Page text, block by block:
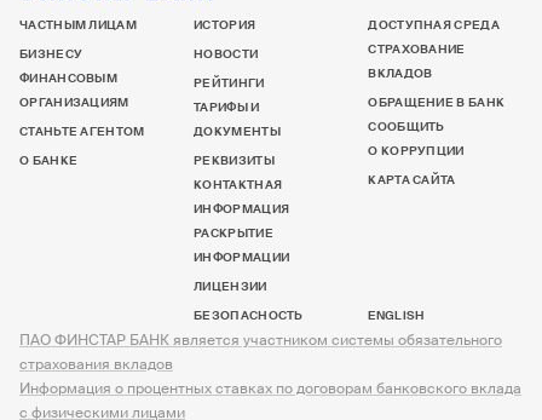
ЧАСТНЫМ ЛИЦАМ
БИЗНЕСУ
ФИНАНСОВЫМ
ОРГАНИЗАЦИЯМ
СТАНЬТЕ АГЕНТОМ
О БАНКЕ
ИСТОРИЯ
НОВОСТИ
РЕЙТИНГИ
ТАРИФЫ И
ДОКУМЕНТЫ
РЕКВИЗИТЫ
КОНТАКТНАЯ
ИНФОРМАЦИЯ
РАСКРЫТИЕ
ИНФОРМАЦИИ
ЛИЦЕНЗИИ
БЕЗОПАСНОСТЬ
ДОСТУПНАЯ СРЕДА
СТРАХОВАНИЕ
ВКЛАДОВ
ОБРАЩЕНИЕ В БАНК
СООБЩИТЬ
О КОРРУПЦИИ
КАРТА САЙТА
ENGLISH
ПАО ФИНСТАР БАНК является участником системы обязательного
страхования вкладов
Информация о процентных ставках по договорам банковского вклада
с физическими лицами